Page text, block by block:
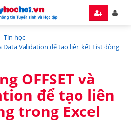
Tin học
Data Validation để tạo liên kết List động
OFFSET và
để tạo liên
trong Excel